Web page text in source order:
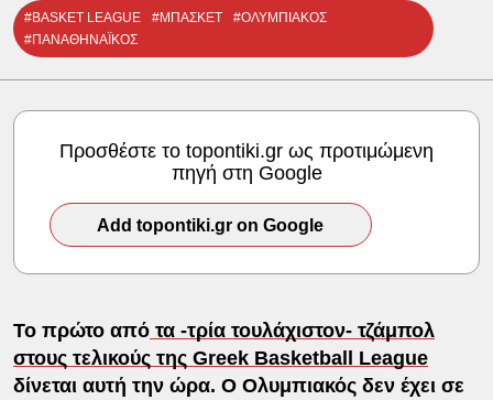
#BASKET LEAGUE #ΜΠΑΣΚΕΤ
#ΟΛΥΜΠΙΑΚΟΣ
#ΠΑΝΑΘΗΝΑΪΚΟΣ
Προσθέστε το topontiki.gr ως προτιμώμενη
πηγή στη Google
Add topontiki.gr on Google
Το πρώτο απότα -τρία τουλάχιστον- τζάμπολ
στους τελικούς της Greek Basketball League
δίνεται αυτή την ώρα. Ο Ολυμπιακός δεν έχει σε